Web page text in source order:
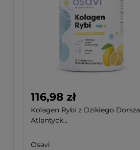
116,98 zł
Kolagen Rybi z Dzikiego Dorsza
Atlantyck...
Osavi